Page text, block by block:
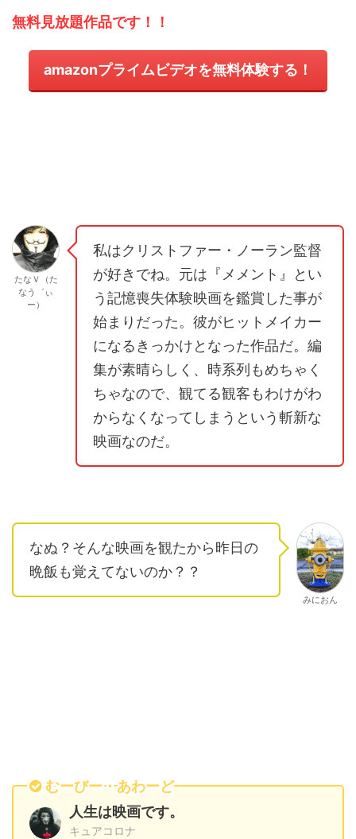
無料見放題作品です！！
amazonプライムビデオを無料体験する！
たなＶ（た
なう゛ぃ
ー）
私はクリストファー・ノーラン監督
が好きでね。元は『メメント』とい
う記憶喪失体験映画を鑑賞した事が
始まりだった。彼がヒットメイカー
になるきっかけとなった作品だ。編
集が素晴らしく、時系列もめちゃく
ちゃなので、観てる観客もわけがわ
からなくなってしまうという斬新な
映画なのだ。
なぬ？そんな映画を観たから昨日の
晩飯も覚えてないのか？？
みにおん
むーびー・あわーど
人生は映画です。
キュアコロナ